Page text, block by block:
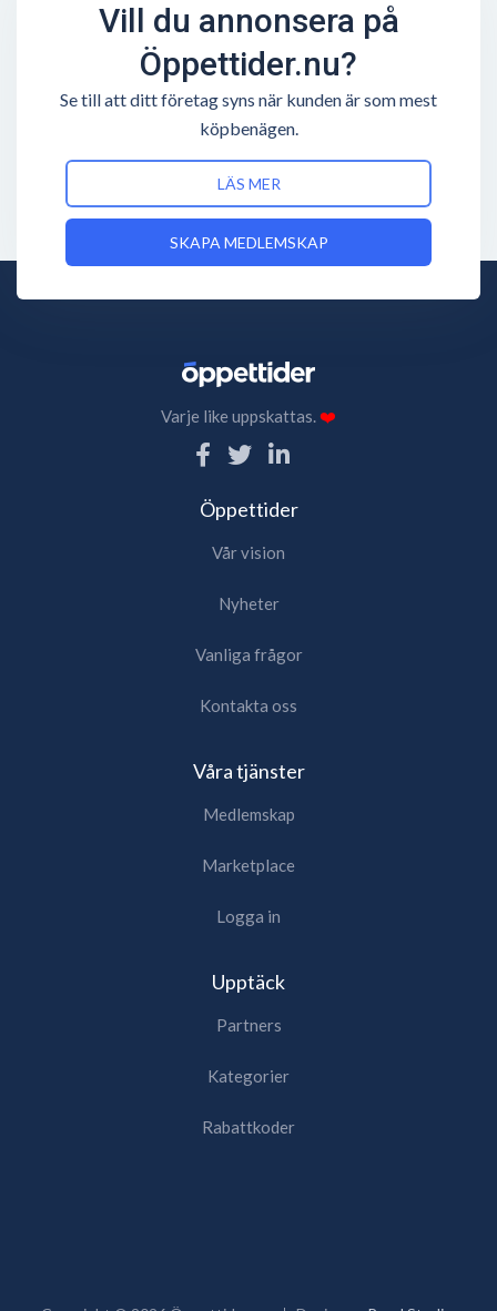
Vill du annonsera på
Öppettider.nu?
Se till att ditt företag syns när kunden är som mest
köpbenägen.
LÄS MER
SKAPA MEDLEMSKAP
Varje like uppskattas.❤️
Öppettider
Vår vision
Nyheter
Vanliga frågor
Kontakta oss
Våra tjänster
Medlemskap
Marketplace
Logga in
Upptäck
Partners
Kategorier
Rabattkoder